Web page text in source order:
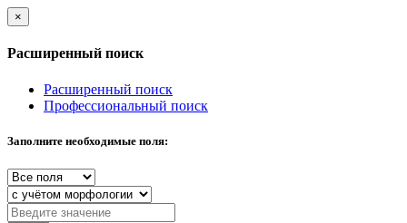
×
Расширенный поиск
Расширенный поиск
Профессиональный поиск
Заполните необходимые поля: